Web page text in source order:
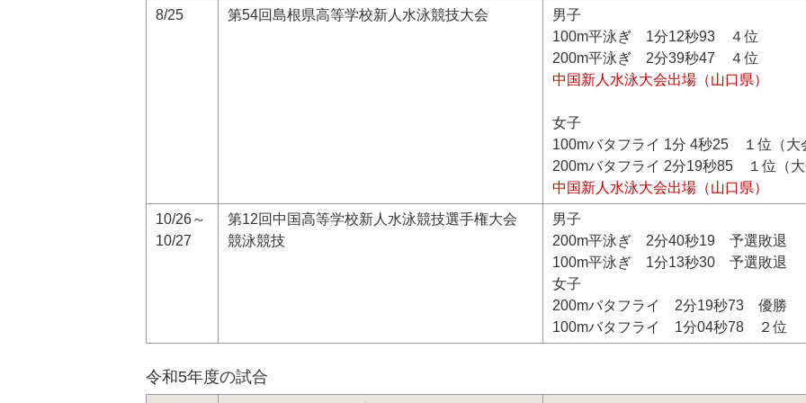
8/25 第54回島根県高等学校新人水泳競技大会
男子
100m平泳ぎ 1分12秒93 ４位
200m平泳ぎ 2分39秒47 ４位
中国新人水泳大会出場（山口県）
女子
100mバタフライ 1分 4秒25 １位（大
200mバタフライ 2分19秒85 １位（大
中国新人水泳大会出場（山口県）
10/26～
10/27
第12回中国高等学校新人水泳競技選手権大会
競泳競技
男子
200m平泳ぎ 2分40秒19 予選敗退
100m平泳ぎ 1分13秒30 予選敗退
女子
200mバタフライ 2分19秒73 優勝
100mバタフライ 1分04秒78 ２位
令和5年度の試合